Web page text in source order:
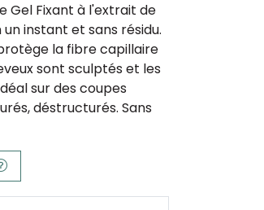
Gel Fixant à l'extrait de
instant et sans résidu.
la fibre capillaire
sont sculptés et les
sur des coupes
déstructurés. Sans